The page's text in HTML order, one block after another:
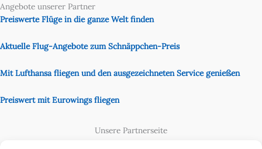
Angebote unserer Partner
Preiswerte Flüge in die ganze Welt finden
Aktuelle Flug-Angebote zum Schnäppchen-Preis
Mit Lufthansa fliegen und den ausgezeichneten Service genießen
Preiswert mit Eurowings fliegen
Unsere Partnerseite